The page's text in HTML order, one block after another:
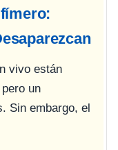
vivo están
un
Sin embargo, el